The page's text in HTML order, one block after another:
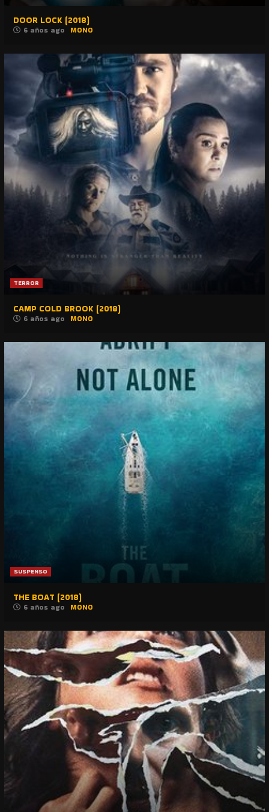
DOOR LOCK (2018)
6 años ago MONO
TERROR
CAMP COLD BROOK (2018)
6 años ago MONO
SUSPENSO
THE BOAT (2018)
6 años ago MONO